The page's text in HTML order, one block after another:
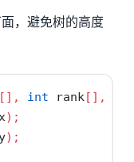
，避免树的高度
[], int rank[],
);
);